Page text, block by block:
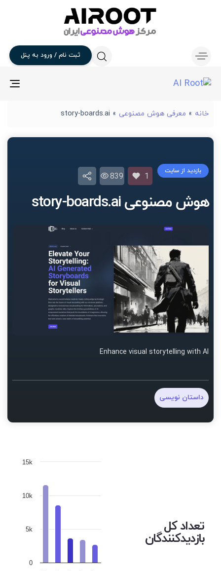
ثبت نام / ورود به پنل
خانه » معرفی هوش مصنوعی »
story-boards.ai
هوش مصنوعی story-boards.ai
بازدید از سایت
1
839
Enhance visual storytelling with AI
داستان نویسی
تعداد کل
بازدیدکنندگان
0
5k
10k
15k